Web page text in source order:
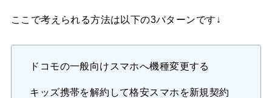
ここで考えられる方法は以下の3パターンです↓
ドコモの一般向けスマホへ機種変更する
キッズ携帯を解約して格安スマホを新規契約